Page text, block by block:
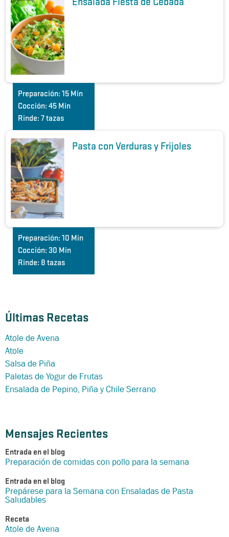
Últimas Recetas
Atole de Avena
Atole
Salsa de Piña
Paletas de Yogur de Frutas
Ensalada de Pepino, Piña y Chile Serrano
Mensajes Recientes
Entrada en el blog
Preparación de comidas con pollo para la semana
Entrada en el blog
Prepárese para la Semana con Ensaladas de Pasta
Saludables
Receta
Atole de Avena
Ensalada Fiesta de Cebada
Preparación: 15 Min
Cocción: 45 Min
Rinde: 7 tazas
Pasta con Verduras y Frijoles
Preparación: 10 Min
Cocción: 30 Min
Rinde: 8 tazas